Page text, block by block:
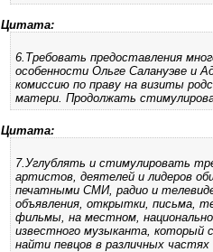
Цитата:
6.Требовать предоставления
особенности Ольге Салануэве и
комиссию по праву на визиты
матери. Продолжать
Цитата:
7.Углублять и стимулировать
артистов, деятелей и лидеров
печатными СМИ, радио и
объявления, открытки, письма,
фильмы, на местном,
известного музыканта, который
найти певцов в различных